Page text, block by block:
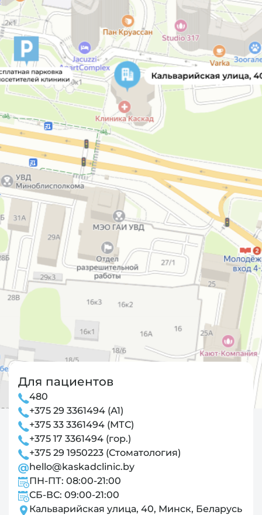
Для пациентов
480
+375 29 3361494 (А1)
+375 33 3361494 (МТС)
+375 17 3361494 (гор.)
+375 29 1950223 (Стоматология)
hello@kaskadclinic.by
ПН-ПТ: 08:00-21:00
СБ-ВС: 09:00-21:00
Кальварийская улица, 40, Минск, Беларусь